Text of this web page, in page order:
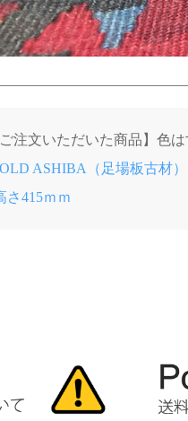
ご注文いただいた商品】色
OLD ASHIBA（足場板古材
さ415ｍｍ